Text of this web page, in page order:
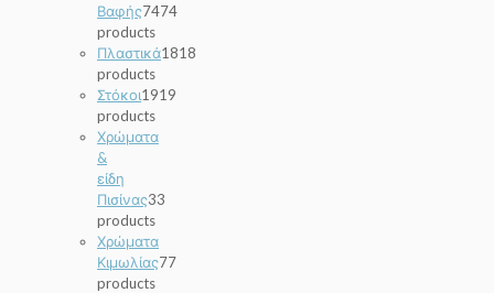
Βαφής7474
products
Πλαστικά1818
products
Στόκοι1919
products
Χρώματα
&
είδη
Πισίνας33
products
Χρώματα
Κιμωλίας77
products